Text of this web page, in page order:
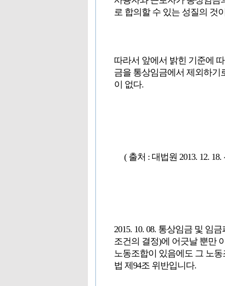
로 합의할 수 있는 성질의 것
따라서 앞에서 밝힌 기준에
금을 통상임금에서 제외하기
이 없다.
( 출처 : 대법원 2013. 12. 18.
2015. 10. 08. 통상임금 및 임
조건의 결정)에 어긋날 뿐만
노동조합이 있음에도 그 노
법 제94조 위반입니다.